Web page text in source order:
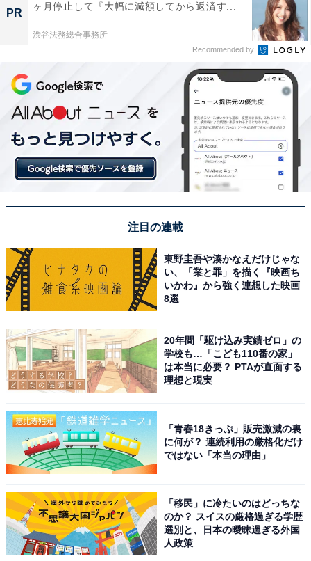
PR
ヶ月停止して『大幅に減額してから返済す...
渋谷法務総合事務所
Recommended by
注目の連載
東野圭吾や湊かなえだけじゃな
い、「業と罪」を描く『映画ち
いかわ』から強く連想した映画
8選
20年間「駆け込み実績ゼロ」の
学校も…「こども110番の家」
は本当に必要？ PTAが直面する
理想と現実
「青春18きっぷ」販売激減の裏
に何が？ 連続利用の厳格化だけ
ではない「本当の理由」
「移民」に冷たいのはどっちな
のか？ スイスの厳格過ぎる学歴
選別と、日本の曖昧過ぎる外国
人政策